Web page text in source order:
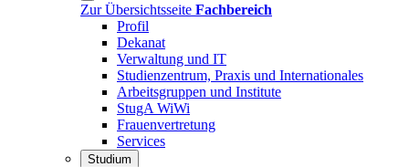
Zur Übersichtsseite Fachbereich
Profil
Dekanat
Verwaltung und IT
Studienzentrum, Praxis und Internationales
Arbeitsgruppen und Institute
StugA WiWi
Frauenvertretung
Services
Studium